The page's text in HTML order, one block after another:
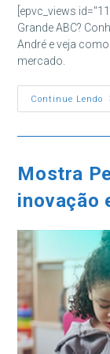
post:
[epvc_views
Grande ABC?
André e veja
mercado.
Continue Lendo
Mostra
inovação